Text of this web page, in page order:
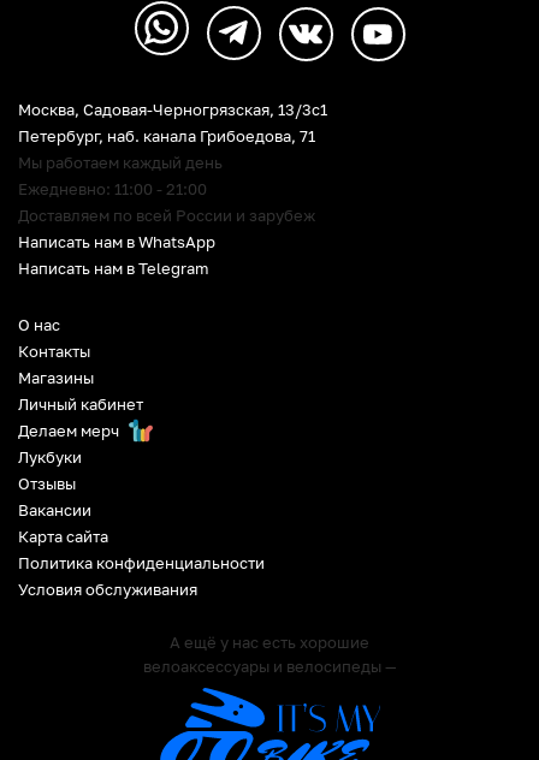
О нас
Контакты
Магазины
Личный кабинет
Делаем мерч
Лукбуки
Отзывы
Вакансии
Карта сайта
Политика конфиденциальности
Условия обслуживания
А ещё у нас есть хорошие
велоаксессуары и велосипеды —
Москва, Садовая-Черногрязская, 13/3c1
Петербург, наб. канала Грибоедова, 71
Мы работаем каждый день
Ежедневно: 11:00 - 21:00
Доставляем по всей России и зарубеж
Написать нам в WhatsApp
Написать нам в Telegram